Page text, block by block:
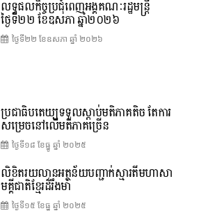
លទ្ធផលកិច្ចប្រជុំពេញអង្គគណៈរដ្ឋមន្រ្តី
ថ្ងៃទី២២ ខែឧសភា ឆ្នាំ២០២៦
ថ្ងៃទី២២ ខែ​ឧសភា ឆ្នាំ ២០២៦
ប្រជាធិបតេយ្យទទួលស្តាប់មតិភាគតិច តែការ
សម្រេចនៅលើមតិភាគច្រើន
ថ្ងៃទី១៨ ខែ​ធ្នូ ឆ្នាំ ២០២៥
លិខិតរយលានអត្ថន័យបញ្ជាក់ស្មារតីមហាសា
មគ្គីជាតិខ្មែរដ៏រឹងមាំ
ថ្ងៃទី១៥ ខែ​ធ្នូ ឆ្នាំ ២០២៥